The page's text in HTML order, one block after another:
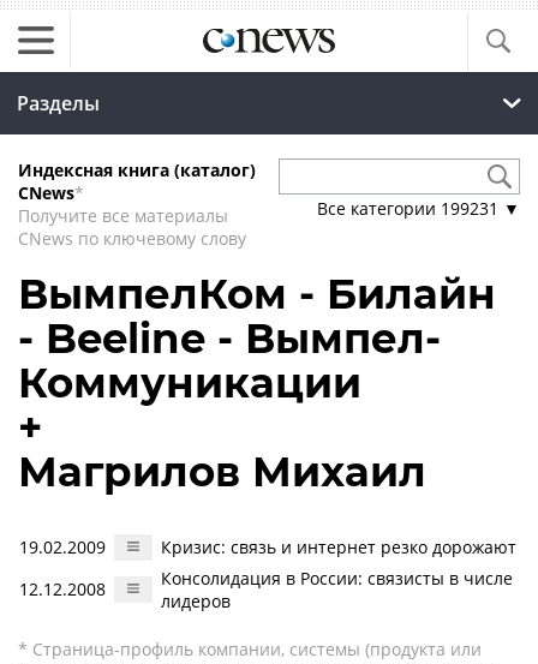
Разделы
Индексная книга (каталог)
CNews*
Получите все материалы
CNews по ключевому слову
Все категории 199231 ▼
ВымпелКом - Билайн
- Beeline - Вымпел-
Коммуникации
+
Магрилов Михаил
19.02.2009
Кризис: связь и интернет резко дорожают
12.12.2008
Консолидация в России: связисты в числе
лидеров
* Страница-профиль компании, системы (продукта или